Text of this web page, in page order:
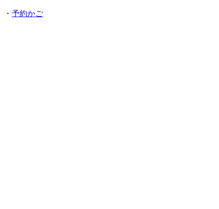
・ 予約かご